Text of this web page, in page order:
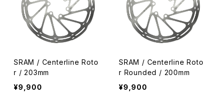
SRAM / Centerline Roto
r / 203mm
¥9,900
SRAM / Centerline Roto
r Rounded / 200mm
¥9,900